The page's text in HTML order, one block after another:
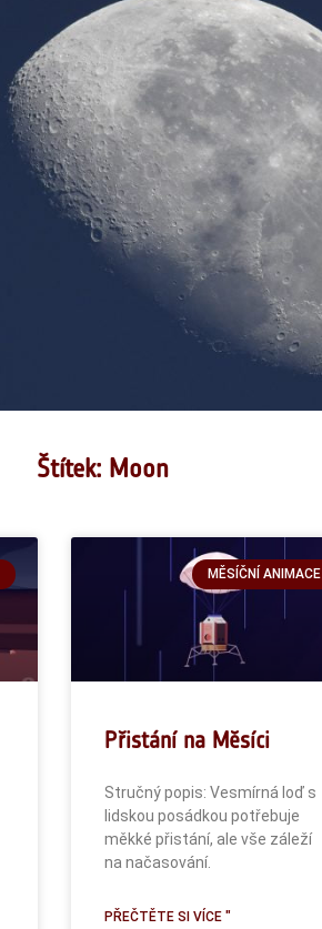
Štítek: Moon
MĚSÍČNÍ ANIMACE
Přistání na Měsíci
Stručný popis: Vesmírná loď s
lidskou posádkou potřebuje
měkké přistání, ale vše záleží
na načasování.
PŘEČTĚTE SI VÍCE "